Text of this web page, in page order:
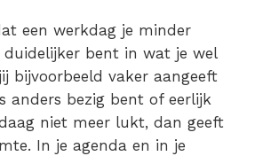
een werkdag je minder
duidelijker bent in wat je wel
bijvoorbeeld vaker aangeeft
anders bezig bent of eerlijk
niet meer lukt, dan geeft
In je agenda en in je